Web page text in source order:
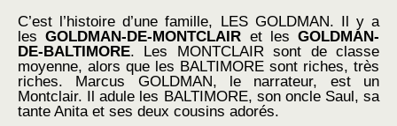
C’est l’histoire d’une famille, LES GOLDMAN. Il y a
lesGOLDMAN-DE-MONTCLAIR et les GOLDMAN-
DE-BALTIMORE. Les MONTCLAIR sont de classe
moyenne, alors que les BALTIMORE sont riches, très
riches. Marcus GOLDMAN, le narrateur, est un
Montclair. Il adule les BALTIMORE, son oncle Saul, sa
tante Anita et ses deux cousins adorés.